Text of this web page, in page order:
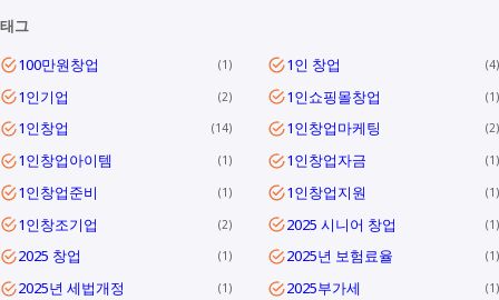
태그
100만원창업
1 1인 창업 4
1인기업 2 1인쇼핑몰창업 1
1인창업 14 1인창업마케팅 2
1인창업아이템 1 1인창업자금 1
1인창업준비 1 1인창업지원 1
1인창조기업 2 2025 시니어 창업 1
2025 창업 1 2025년 보험료율 1
2025년 세법개정 1 2025부가세 1